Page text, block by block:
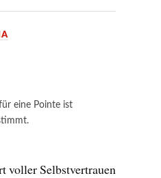
eine Pointe ist
voller Selbstvertrauen